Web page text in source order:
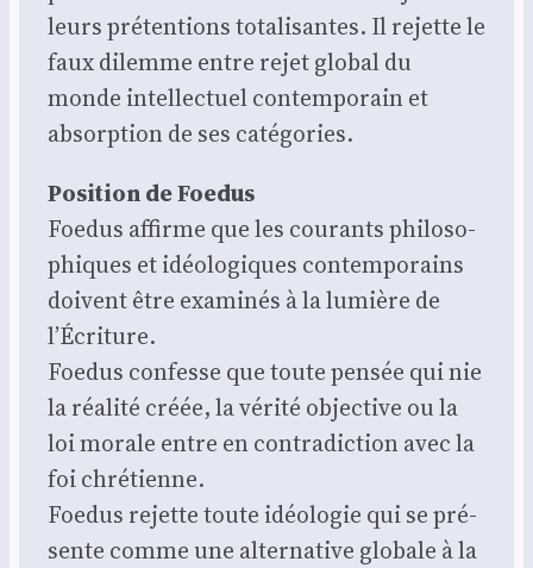
leurs pré­ten­tions tota­li­santes. Il rejette le
faux dilemme entre rejet glo­bal du
monde intel­lec­tuel contem­po­rain et
absorp­tion de ses caté­go­ries.
Posi­tion de Foe­dus
Foe­dus affirme que les cou­rants phi­lo­so­
phiques et idéo­lo­giques contem­po­rains
doivent être exa­mi­nés à la lumière de
l’Écriture.
Foe­dus confesse que toute pen­sée qui nie
la réa­li­té créée, la véri­té objec­tive ou la
loi morale entre en contra­dic­tion avec la
foi chré­tienne.
Foe­dus rejette toute idéo­lo­gie qui se pré­
sente comme une alter­na­tive glo­bale à la